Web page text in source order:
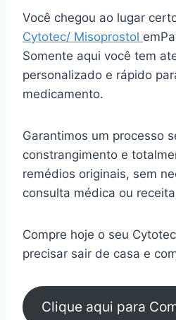
Você chegou ao lugar
Cytotec/ Misoprostol
Somente aqui você tem
personalizado e rápido
medicamento.
Garantimos um processo
constrangimento e
remédios originais, sem
consulta médica ou
Compre hoje o seu
precisar sair de casa e
Clique aqui para